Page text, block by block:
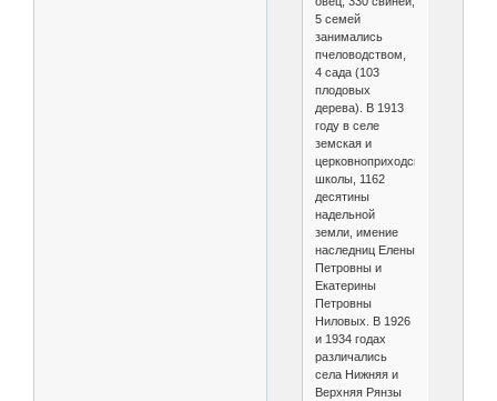
5 семей
занимались
пчеловодством,
4 сада (103
плодовых
дерева). В 1913
году в селе
земская и
церковноприходская
школы, 1162
десятины
надельной
земли, имение
наследниц Елены
Петровны и
Екатерины
Петровны
Ниловых. В 1926
и 1934 годах
различались
села Нижняя и
Верхняя Рянзы